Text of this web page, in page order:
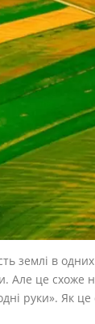
землі в
Але це схоже
руки». Як